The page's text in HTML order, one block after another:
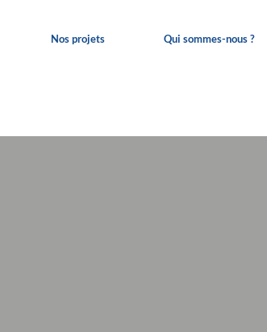
Nos projets Qui sommes-nous ?